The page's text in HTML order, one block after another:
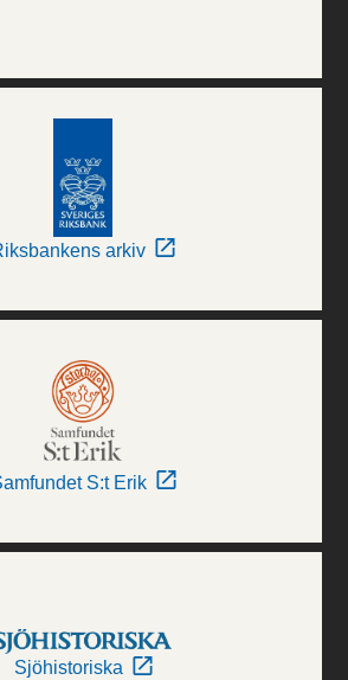
arkiv
S:t Erik
Sjöhistoriska